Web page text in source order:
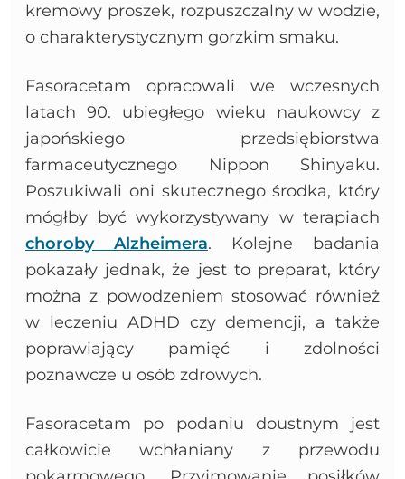
kremowy proszek, rozpuszczalny w wodzie,
o charakterystycznym gorzkim smaku.
Fasoracetam opracowali we wczesnych
latach 90. ubiegłego wieku naukowcy z
japońskiego przedsiębiorstwa
farmaceutycznego Nippon Shinyaku.
Poszukiwali oni skutecznego środka, który
mógłby być wykorzystywany w terapiach
choroby Alzheimera. Kolejne badania
pokazały jednak, że jest to preparat, który
można z powodzeniem stosować również
w leczeniu ADHD czy demencji, a także
poprawiający pamięć i zdolności
poznawcze u osób zdrowych.
Fasoracetam po podaniu doustnym jest
całkowicie wchłaniany z przewodu